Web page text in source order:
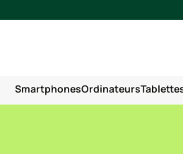
SmartphonesOrdinateurs